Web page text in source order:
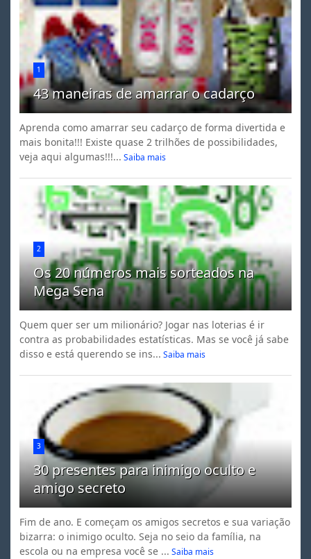
1
43 maneiras de amarrar o cadarço
Aprenda como amarrar seu cadarço de forma divertida e
mais bonita!!! Existe quase 2 trilhões de possibilidades,
veja aqui algumas!!!... Saiba mais
2
Os 20 números mais sorteados na
Mega Sena
Quem quer ser um milionário? Jogar nas loterias é ir
contra as probabilidades estatísticas. Mas se você já sabe
disso e está querendo se ins... Saiba mais
3
30 presentes para inimigo oculto e
amigo secreto
Fim de ano. E começam os amigos secretos e sua variação
bizarra: o inimigo oculto. Seja no seio da família, na
escola ou na empresa você se ... Saiba mais